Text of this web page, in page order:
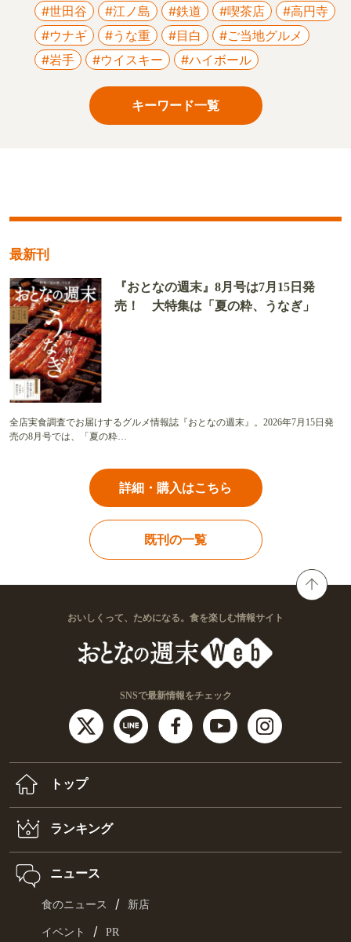
#世田谷 #江ノ島 #鉄道 #喫茶店
#高円寺
#ウナギ
#うな重 #目白
#ご当地グルメ
#岩手
#ウイスキー #ハイボール
キーワード一覧
最新刊
『おとなの週末』8月号は7月15日発
売！ 大特集は「夏の粋、うなぎ」
全店実食調査でお届けするグルメ情報誌『おとなの週末』。2026年7月15日発
売の8月号では、「夏の粋…
詳細・購入はこちら
既刊の一覧
おいしくって、ためになる。食を楽しむ情報サイト
SNSで最新情報をチェック
トップ
ランキング
ニュース
食のニュース / 新店
イベント / PR